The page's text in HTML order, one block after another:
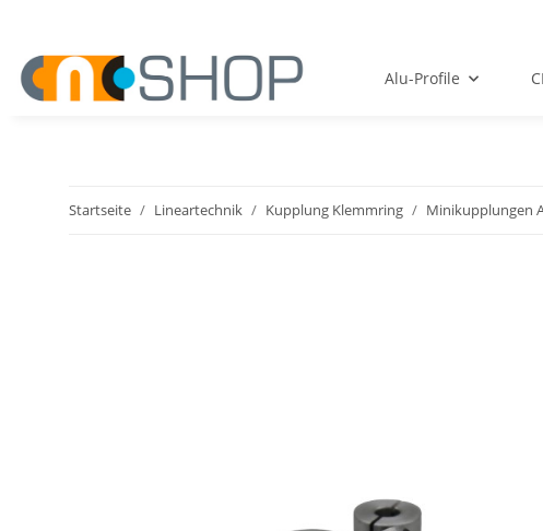
Alu-Profile
Startseite Lineartechnik Kupplung Klemmring Minikupplungen